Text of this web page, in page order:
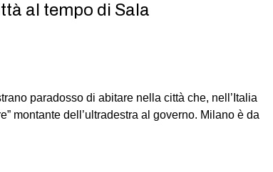
al tempo di Sala
paradosso di abitare nella città che, nell’Italia
montante dell’ultradestra al governo. Milano è da